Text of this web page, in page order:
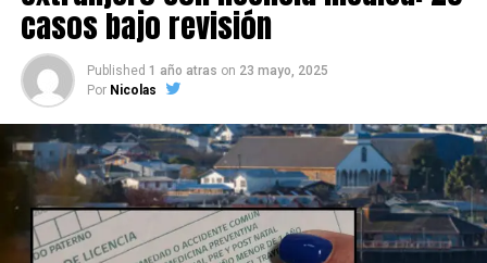
casos bajo revisión
Published 1 año atras on 23 mayo, 2025
Por Nicolas